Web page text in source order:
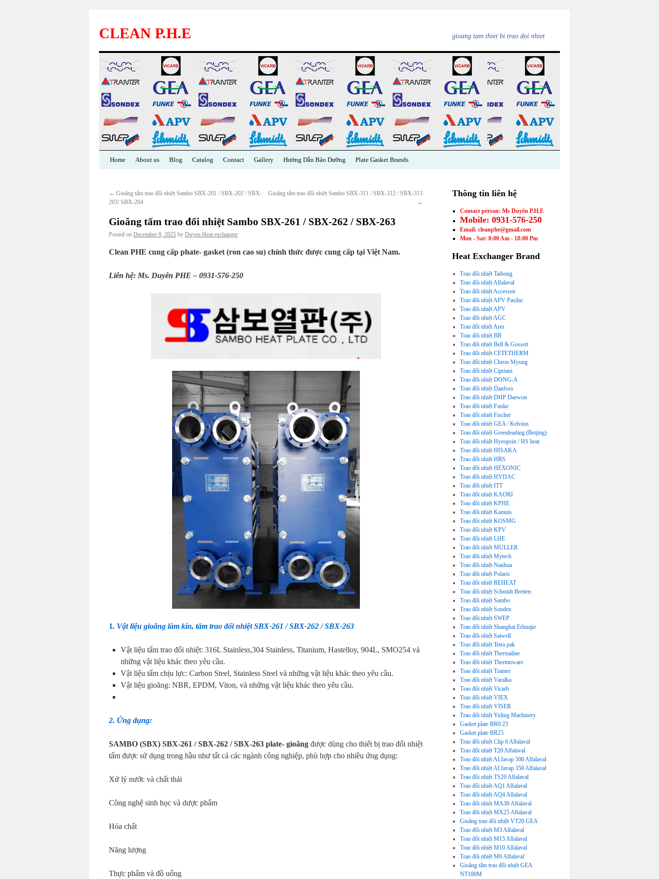
CLEAN P.H.E gioang tam thiet bi trao doi nhiet
Skip
content
Home About us Blog Catalog Contact Gallery Hướng Dẫn Bảo Dưỡng Plate Gasket Brands
← Gioăng tấm trao đổi nhiệt Sambo SBX-201 / SBX-202 / SBX-
203/ SBX-204
Gioăng tấm trao đổi nhiệt Sambo SBX-311 / SBX-312 / SBX-313
→
Gioăng tấm trao đổi nhiệt Sambo SBX-261 / SBX-262 / SBX-263
Posted on December 8, 2025 by Duyen Heat exchanger
Clean PHE cung cấp phate- gasket (ron cao su) chính thức được cung cấp tại Việt Nam.
Liên hệ: Ms. Duyên PHE – 0931-576-250
1. Vật liệu gioăng làm kín, tấm trao đổi nhiệt SBX-261 / SBX-262 / SBX-263
Vật liệu tấm trao đổi nhiệt: 316L Stainless,304 Stainless, Titanium, Hastelloy, 904L, SMO254 và
những vật liệu khác theo yêu cầu.
Vật liệu tấm chịu lực: Carbon Steel, Stainless Steel và những vật liệu khác theo yêu cầu.
Vật liệu gioăng: NBR, EPDM, Viton, và những vật liệu khác theo yêu cầu.
2. Ứng dụng:
SAMBO (SBX) SBX-261 / SBX-262 / SBX-263 plate- gioăng được dùng cho thiết bị trao đổi nhiệt
tấm được sử dụng trong hầu như tất cả các ngành công nghiệp, phù hợp cho nhiều ứng dụng:
Xử lý nước và chất thải
Công nghệ sinh học và dược phẩm
Hóa chất
Năng lượng
Thực phẩm và đồ uống
Thông tin liên hệ
Contact person: Ms Duyên P.H.E
Mobile: 0931-576-250
Email: cleanphe@gmail.com
Mon - Sat: 8:00 Am - 18:00 Pm
Heat Exchanger Brand
Trao đổi nhiệt Taibong
Trao đổi nhiệt Alfalaval
Trao đổi nhiệt Accessen
Trao đổi nhiệt APV Pasilac
Trao đổi nhiệt APV
Trao đổi nhiệt AGC
Trao đổi nhiệt Ares
Trao đổi nhiệt BR
Trao đổi nhiệt Bell & Gossett
Trao đổi nhiệt CETETHERM
Trao đổi nhiệt Cheon Myung
Trao đổi nhiệt Cipriani
Trao đổi nhiệt DONG-A
Trao đổi nhiệt Danfoss
Trao đổi nhiệt DHP Daewon
Trao đổi nhiệt Funke
Trao đổi nhiệt Fischer
Trao đổi nhiệt GEA / Kelvion
Trao đổi nhiệt Greenleading (Beijing)
Trao đổi nhiệt Hyeopsin / HS heat
Trao đổi nhiệt HISAKA
Trao đổi nhiệt HRS
Trao đổi nhiệt HEXONIC
Trao đổi nhiệt HYDAC
Trao đổi nhiệt ITT
Trao đổi nhiệt KAORI
Trao đổi nhiệt KPHE
Trao đổi nhiệt Kamuis
Trao đổi nhiệt KOSMG
Trao đổi nhiệt KPV
Trao đổi nhiệt LHE
Trao đổi nhiệt MULLER
Trao đổi nhiệt Mytech
Trao đổi nhiệt Nanhua
Trao đổi nhiệt Polaris
Trao đổi nhiệt REHEAT
Trao đổi nhiệt Schmidt Bretten
Trao đổi nhiệt Sambo
Trao đổi nhiệt Sondex
Trao đổi nhiệt SWEP
Trao đổi nhiệt Shanghai Erhuajie
Trao đổi nhiệt Saiwell
Trao đổi nhiệt Tetra pak
Trao đổi nhiệt Thermaline
Trao đổi nhiệt Thermoware
Trao đổi nhiệt Tranter
Trao đổi nhiệt Varalka
Trao đổi nhiệt Vicarb
Trao đổi nhiệt VIEX
Trao đổi nhiệt VISER
Trao đổi nhiệt Yuling Machinery
Gasket plate BR0.23
Gasket plate BR25
Trao đổi nhiệt Clip 6 Alfalaval
Trao đổi nhiệt T20 Alfalaval
Trao đổi nhiệt ALfavap 500 Alfalaval
Trao đổi nhiệt ALfavap 350 Alfalaval
Trao đổi nhiệt TS20 Alfalaval
Trao đổi nhiệt AQ1 Alfalaval
Trao đổi nhiệt AQ4 Alfalaval
Trao đổi nhiệt MA30 Alfalaval
Trao đổi nhiệt MX25 Alfalaval
Gioăng trao đổi nhiệt VT20 GEA
Trao đổi nhiệt M3 Alfalaval
Trao đổi nhiệt M15 Alfalaval
Trao đổi nhiệt M10 Alfalaval
Trao đổi nhiệt M6 Alfalaval
Gioăng tấm trao đổi nhiệt GEA
NT100M